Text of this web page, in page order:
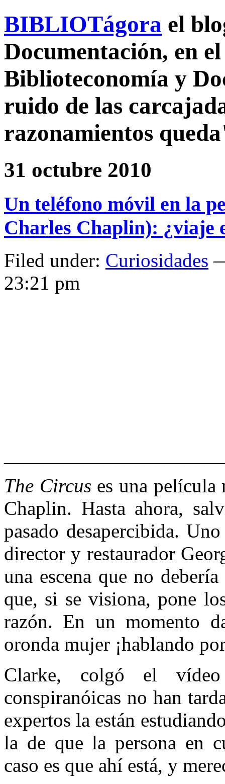
BIBLIOTágora el
Documentación, en
Biblioteconomía y
ruido de las
razonamientos
31 octubre 2010
Un teléfono móvil en la
Charles Chaplin): ¿viaje
Filed under: Curiosidades
23:21 pm
The Circus es una película
Chaplin. Hasta ahora,
pasado desapercibida.
director y restaurador
una escena que no
que, si se visiona, pone
razón. En un momento
oronda mujer ¡hablando
Clarke, colgó el
conspiranóicas no han
expertos la están
la de que la persona en
caso es que ahí está, y